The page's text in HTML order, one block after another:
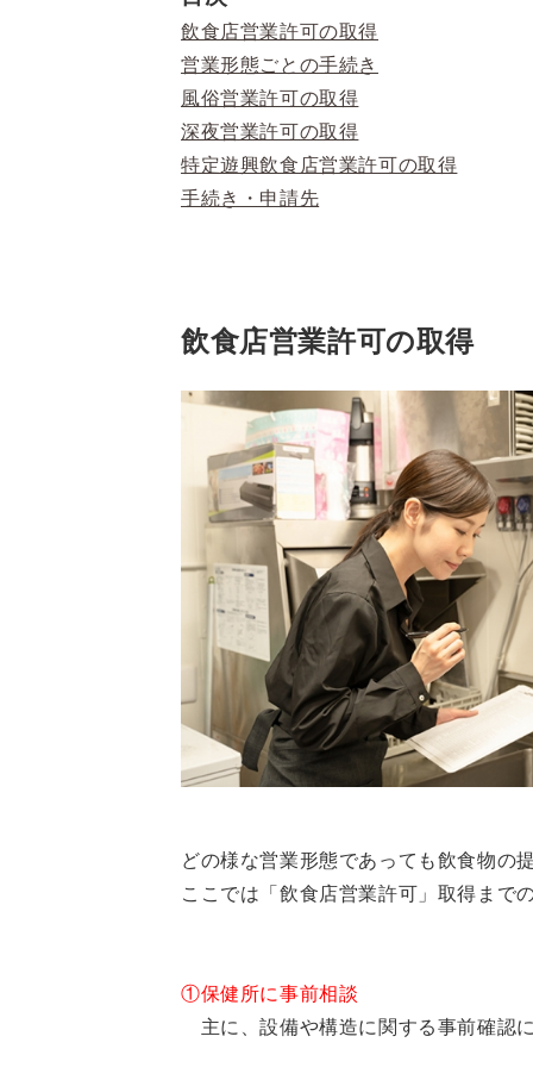
飲食店営業許可の取得
営業形態ごとの手続き
風俗営業許可の取得
深夜営業許可の取得
特定遊興飲食店営業許可の取得
手続き・申請先
飲食店営業許可の取得
どの様な営業形態であっても飲食物の
ここでは「飲食店営業許可」取得まで
①保健所に事前相談
主に、設備や構造に関する事前確認